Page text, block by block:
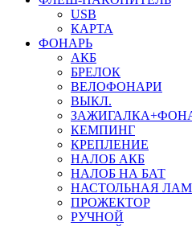
USB
КАРТА
ФОНАРЬ
АКБ
БРЕЛОК
ВЕЛОФОНАРИ
ВЫКЛ.
КЕМПИНГ
КРЕПЛЕНИЕ
НАЛОБ АКБ
НАЛОБ НА БАТ
НАСТОЛЬНАЯ
ПРОЖЕКТОР
РУЧНОЙ